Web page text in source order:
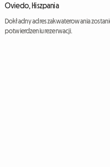
Oviedo, Hiszpania
Dokładny adres zakwaterowania
potwierdzeniu rezerwacji.